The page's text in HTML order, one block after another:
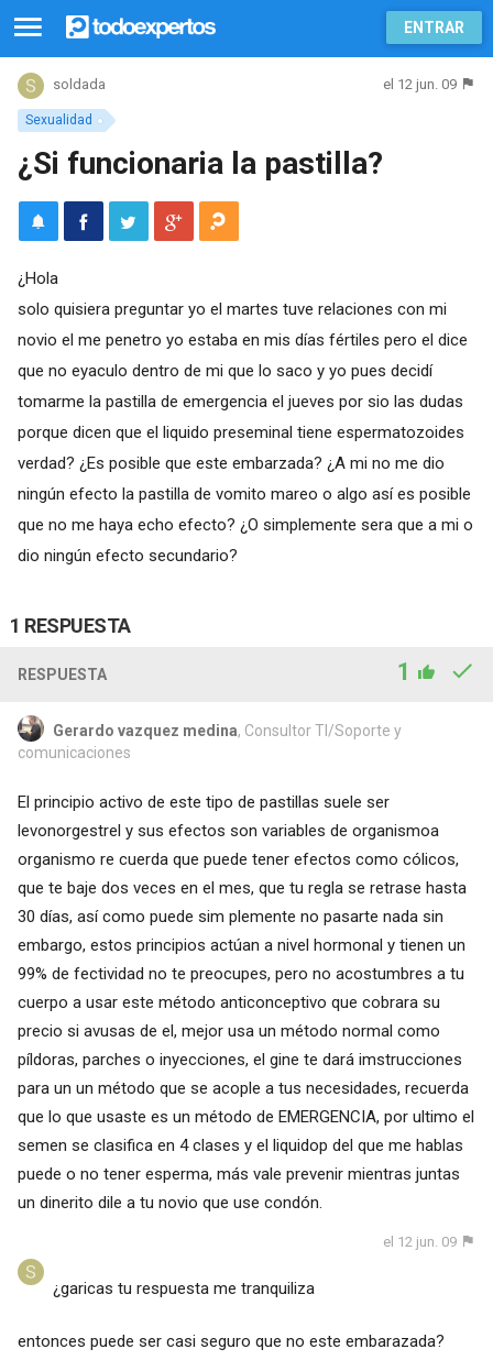
ENTRAR
Sexualidad
soldada el 12 jun. 09
¿Si funcionaria la pastilla?
¿Hola
solo quisiera preguntar yo el martes tuve relaciones con mi
novio el me penetro yo estaba en mis días fértiles pero el dice
que no eyaculo dentro de mi que lo saco y yo pues decidí
tomarme la pastilla de emergencia el jueves por sio las dudas
porque dicen que el liquido preseminal tiene espermatozoides
verdad? ¿Es posible que este embarzada? ¿A mi no me dio
ningún efecto la pastilla de vomito mareo o algo así es posible
que no me haya echo efecto? ¿O simplemente sera que a mi o
dio ningún efecto secundario?
1 RESPUESTA
RESPUESTA 1
Gerardo vazquez medina, Consultor TI/Soporte y
comunicaciones
El principio activo de este tipo de pastillas suele ser
levonorgestrel y sus efectos son variables de organismoa
organismo re cuerda que puede tener efectos como cólicos,
que te baje dos veces en el mes, que tu regla se retrase hasta
30 días, así como puede sim plemente no pasarte nada sin
embargo, estos principios actúan a nivel hormonal y tienen un
99% de fectividad no te preocupes, pero no acostumbres a tu
cuerpo a usar este método anticonceptivo que cobrara su
precio si avusas de el, mejor usa un método normal como
píldoras, parches o inyecciones, el gine te dará imstrucciones
para un un método que se acople a tus necesidades, recuerda
que lo que usaste es un método de EMERGENCIA, por ultimo el
semen se clasifica en 4 clases y el liquidop del que me hablas
puede o no tener esperma, más vale prevenir mientras juntas
un dinerito dile a tu novio que use condón.
el 12 jun. 09
¿garicas tu respuesta me tranquiliza
entonces puede ser casi seguro que no este embarazada?